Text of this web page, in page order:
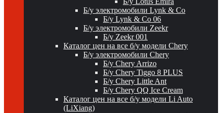
Б/у электромобили Lynk & Co
Б/у Lynk & Co 06
Б/у электромобили Zeekr
Б/у Zeekr 001
Каталог цен на все б/у модели Chery
Б/у электромобили Chery
Б/у Chery Arrizo
Б/у Chery Tiggo 8 PLUS
Б/у Chery Little Ant
Б/у Chery QQ Ice Cream
Каталог цен на все б/у модели Li Auto
(LiXiang)